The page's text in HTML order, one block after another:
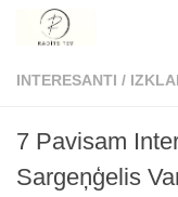
Skip to content
INTERESANTI /
7 Pavisam
Sargeņģelis